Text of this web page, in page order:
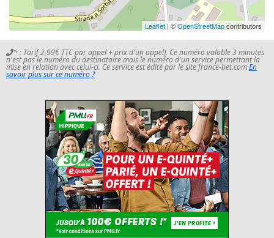
Leaflet | ©OpenStreetMapcontributors
* : Tarif 2,99€ TTC par appel + prix d'un appel). Ce numéro valable 3 minutes
n'est pas le numéro du destinataire mais le numéro d'un service permettant la
mise en relation avec celui-ci. Ce service est édité par le site france-bet.comEn
savoir plus sur ce numéro ?